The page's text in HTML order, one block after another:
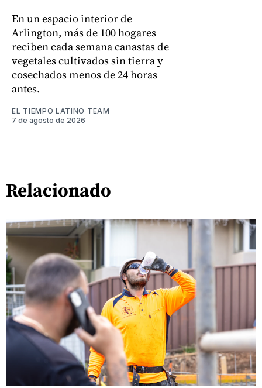
En un espacio interior de
Arlington, más de 100 hogares
reciben cada semana canastas de
vegetales cultivados sin tierra y
cosechados menos de 24 horas
antes.
EL TIEMPO LATINO TEAM
7 de agosto de 2026
Relacionado